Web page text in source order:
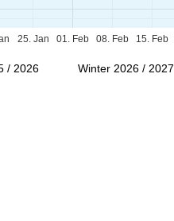
01. Feb
25. Jan 08. Feb 15. Feb
/ 2026 Winter 2026 / 2027